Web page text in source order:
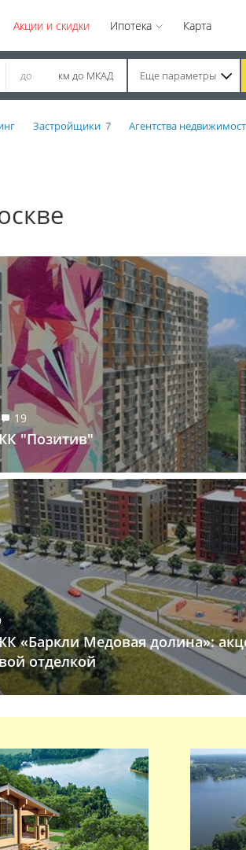
Акции и скидки Ипотека Карта
км до МКАД Еще параметры
Застройщики 7 Агентства
19
"Позитив"
«Баркли Медовая долина»:
отделкой